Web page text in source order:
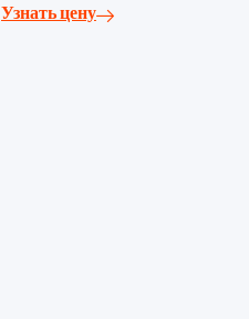
Узнать цену